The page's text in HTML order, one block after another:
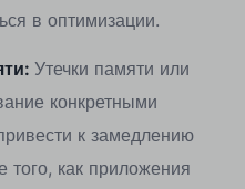
в оптимизации.
Утечки памяти или
конкретными
к замедлению
как приложения